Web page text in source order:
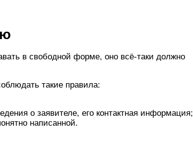
в свободной форме, оно всё-таки должно
такие правила:
о заявителе, его контактная информация;
написанной.